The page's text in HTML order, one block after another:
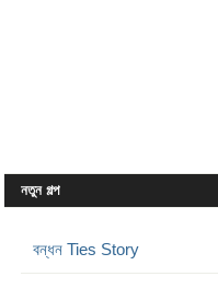
নতুন গল্প
বন্ধন Ties Story